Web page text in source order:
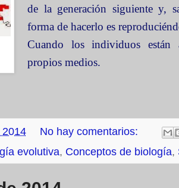
de la generación siguiente y,
forma de hacerlo es
Cuando los individuos están
propios medios.
No hay comentarios:
evolutiva, Conceptos de biología,